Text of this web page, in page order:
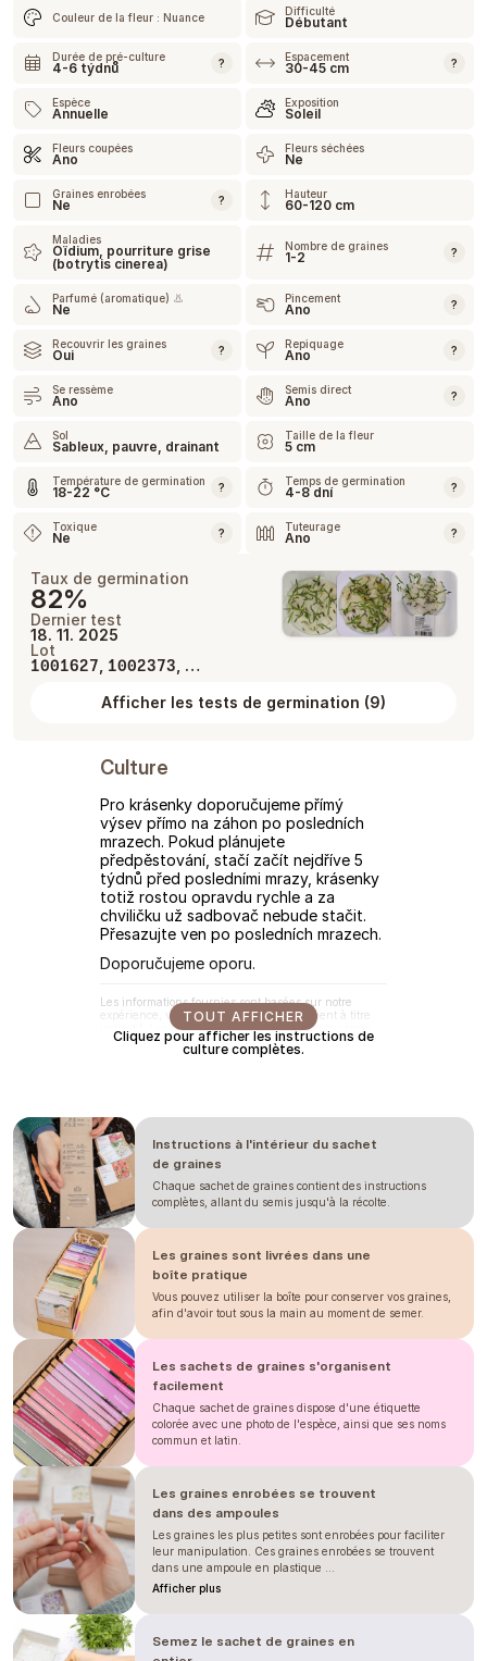
Couleur de la fleur : Nuance Difficulté
Débutant
Durée de pré-culture
4-6 týdnů ? Espacement
30-45 cm ?
Espèce
Annuelle
Exposition
Soleil
Fleurs coupées
Ano
Fleurs séchées
Ne
Graines enrobées
Ne ? Hauteur
60-120 cm
Maladies
Oïdium, pourriture grise
(botrytis cinerea)
Nombre de graines
1-2 ?
Parfumé (aromatique) 👃
Ne
Pincement
Ano ?
Recouvrir les graines
Oui ? Repiquage
Ano ?
Se ressème
Ano
Semis direct
Ano ?
Sol
Sableux, pauvre, drainant
Taille de la fleur
5 cm
Température de germination
18-22 °C ? Temps de germination
4-8 dní ?
Toxique
Ne ? Tuteurage
Ano ?
Taux de germination
82%
Dernier test
18. 11. 2025
Lot
1001627 1002373 , …
Afficher les tests de germination (9)
Culture
Pro krásenky doporučujeme přímý
výsev přímo na záhon po posledních
mrazech. Pokud plánujete
předpěstování, stačí začít nejdříve 5
týdnů před posledními mrazy, krásenky
totiž rostou opravdu rychle a za
chviličku už sadbovač nebude stačit.
Přesazujte ven po posledních mrazech.
Doporučujeme oporu.
Les informations fournies sont basées sur notre
expérience, veuillez les utiliser uniquement à titre
indicatif. Les durées peuvent varier selon la saison,
le climat, l'emplacement, les dates de semis et de
repiquage, ainsi que les conditions sous serre. Nous
TOUT AFFICHER
Cliquez pour afficher les instructions de
culture complètes.
Instructions à l'intérieur du sachet
de graines
Chaque sachet de graines contient des instructions
complètes, allant du semis jusqu'à la récolte.
Les graines sont livrées dans une
boîte pratique
Vous pouvez utiliser la boîte pour conserver vos graines,
afin d'avoir tout sous la main au moment de semer.
Les sachets de graines s'organisent
facilement
Chaque sachet de graines dispose d'une étiquette
colorée avec une photo de l'espèce, ainsi que ses noms
commun et latin.
Les graines enrobées se trouvent
dans des ampoules
Les graines les plus petites sont enrobées pour faciliter
leur manipulation. Ces graines enrobées se trouvent
dans une ampoule en plastique ...
Afficher plus
Semez le sachet de graines en